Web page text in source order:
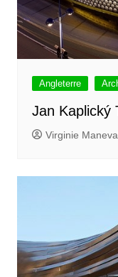
Angleterre
Jan Kaplický
Virginie